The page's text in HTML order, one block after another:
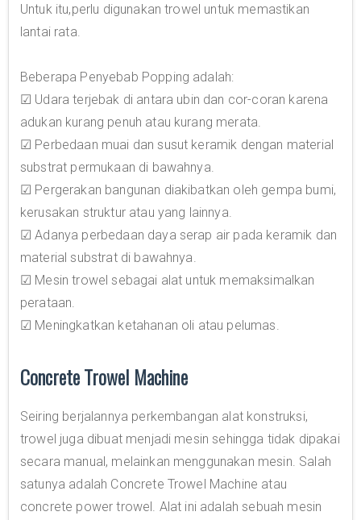
Untuk itu,perlu digunakan trowel untuk memastikan
lantai rata.
Beberapa Penyebab Popping adalah:
☑ Udara terjebak di antara ubin dan cor-coran karena
adukan kurang penuh atau kurang merata.
☑ Perbedaan muai dan susut keramik dengan material
substrat permukaan di bawahnya.
☑ Pergerakan bangunan diakibatkan oleh gempa bumi,
kerusakan struktur atau yang lainnya.
☑ Adanya perbedaan daya serap air pada keramik dan
material substrat di bawahnya.
☑ Mesin trowel sebagai alat untuk memaksimalkan
perataan.
☑ Meningkatkan ketahanan oli atau pelumas.
Concrete Trowel Machine
Seiring berjalannya perkembangan alat konstruksi,
trowel juga dibuat menjadi mesin sehingga tidak dipakai
secara manual, melainkan menggunakan mesin. Salah
satunya adalah Concrete Trowel Machine atau
concrete power trowel. Alat ini adalah sebuah mesin